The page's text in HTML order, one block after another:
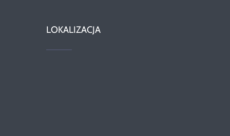
LOKALIZACJA